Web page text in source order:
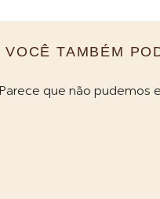
VOCÊ TAMBÉM
Parece que não pudemos